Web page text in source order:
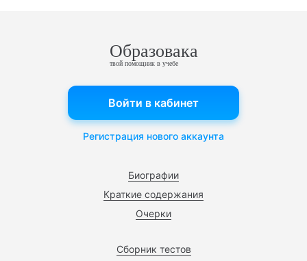
Образовака
твой помощник в учебе
Биографии
Краткие содержания
Очерки
Сборник тестов
Войти в кабинет
Регистрация нового аккаунта